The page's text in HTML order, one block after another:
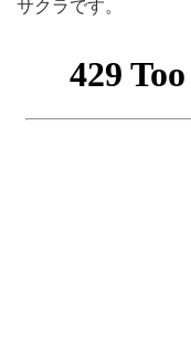
サクラです。